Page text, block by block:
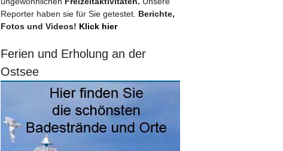
Reporter haben sie für Sie getestet. Berichte,
Fotos und Videos! Klick hier
Ferien und Erholung an der
Ostsee